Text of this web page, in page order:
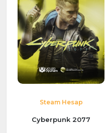
Steam Hesap
Cyberpunk 2077